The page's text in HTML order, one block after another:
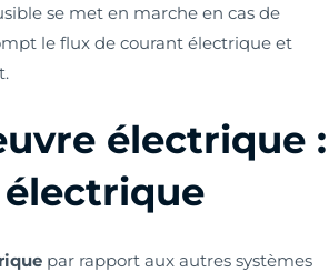
se met en marche en cas de
le flux de courant électrique et
électrique :
par rapport aux autres systèmes